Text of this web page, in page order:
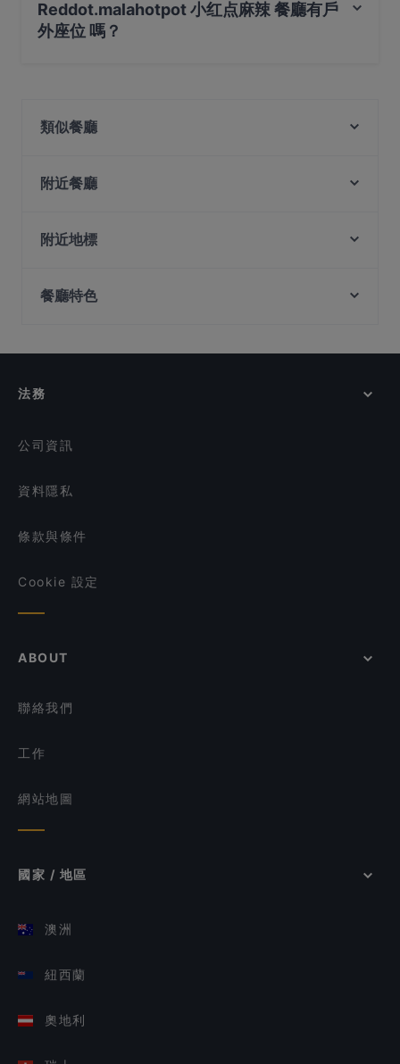
Reddot.malahotpot 小红点麻辣 餐廳有戶
外座位 嗎？
類似餐廳
Lao Chang Ji 老昌记 - Geylang
Yaleju Dong Bei Huo Guo 雅樂居東北火鍋
Lok Fu Lala Pot 六福啦啦煲
Thirteen BBQ Bar 十三烤吧
附近餐廳
One Bar - CT Hub
Sen By Beurre (Inside Ibis Hotel)
Ăn Là Ghiền
附近地標
Singapore Art Museum, 新加坡
餐廳特色
在 新加坡 的 休閒餐廳
法務
公司資訊
資料隱私
條款與條件
Cookie 設定
ABOUT
聯絡我們
工作
網站地圖
國家 / 地區
澳洲
紐西蘭
奧地利